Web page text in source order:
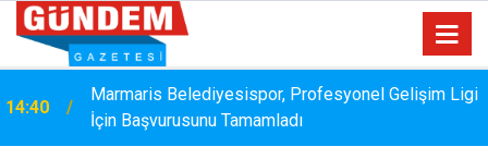
14:40
Marmaris Belediyesispor, Profesyonel Gelişim Ligi
İçin Başvurusunu Tamamladı